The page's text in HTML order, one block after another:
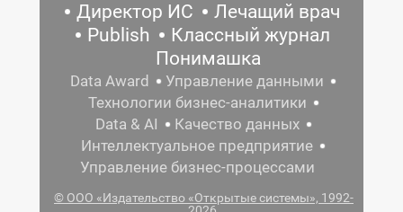
Директор ИС
Лечащий врач
Publish
Классный журнал
Понимашка
Data Award
Управление данными
Технологии бизнес-аналитики
Data & AI
Качество данных
Интеллектуальное предприятие
Управление бизнес-процессами
© ООО «Издательство «Открытые системы», 1992-